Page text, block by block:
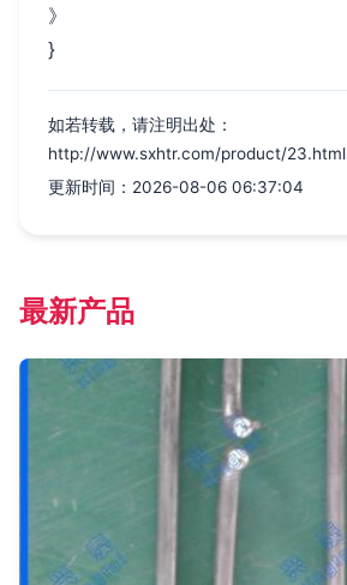
》
}
如若转载，请注明出处：
http://www.sxhtr.com/product/23.html
更新时间：2026-08-06 06:37:04
最新产品